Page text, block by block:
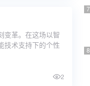
变革。在这场以智
技术支持下的个性
2
7
8